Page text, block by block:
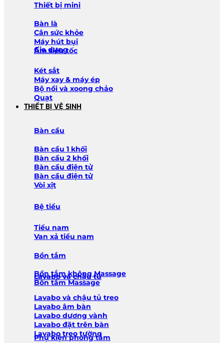
Thiết bị mini
Bàn là
Cân sức khỏe
Máy hút bụi
Ấm siêu tốc
Gia dụng
Két sắt
Máy xay & máy ép
Bộ nồi và xoong chảo
Quạt
THIẾT BỊ VỆ SINH
Bàn cầu
Bàn cầu 1 khối
Bàn cầu 2 khối
Bàn cầu điện tử
Bàn cầu điện tử
Vòi xịt
Bệ tiểu
Tiểu nam
Van xả tiểu nam
Bồn tắm
Bồn tắm không Massage
Bồn tắm Massage
Lavabo và chậu tủ
Lavabo và chậu tủ treo
Lavabo âm bàn
Lavabo dương vành
Lavabo đặt trên bàn
Lavabo treo tường
Phụ kiện phòng tắm